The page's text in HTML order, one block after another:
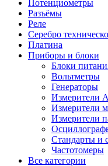
Потенциометры
Разъёмы
Реле
Серебро
Платина
Приборы и блоки
Блоки
Вольтметры
Генераторы
Измерители
Измерители
Измерители
Стандарты и
Частотомеры
Все категории